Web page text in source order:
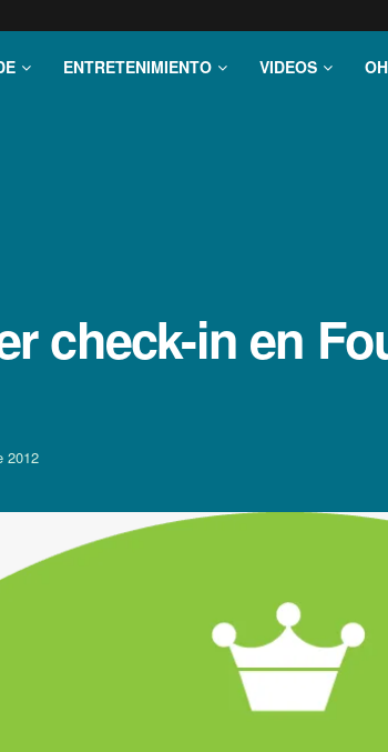
ENTRETENIMIENTO VIDEOS
check-in en
2012